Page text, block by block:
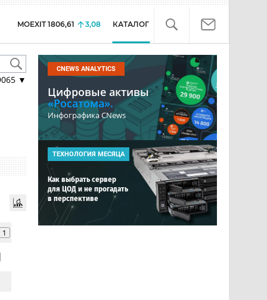
MOEXIT 1806,61 3,08 КАТАЛОГ
▼
1
CNEWS ANALYTICS
Цифровые активы
«Росатома».
Инфографика CNews
ТЕХНОЛОГИЯ МЕСЯЦА
Как выбрать сервер
для ЦОД и не прогадать
в перспективе